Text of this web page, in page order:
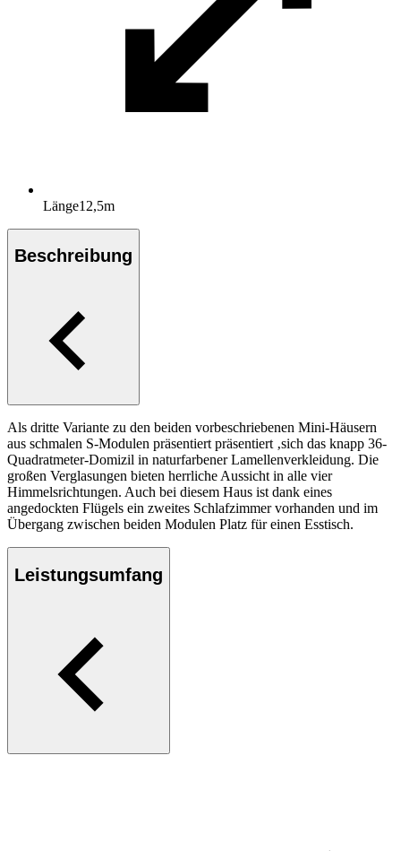
Länge12,5m
Beschreibung
Als dritte Variante zu den beiden vorbeschriebenen Mini-Häusern
aus schmalen S-Modulen präsentiert präsentiert ‚sich das knapp 36-
Quadratmeter-Domizil in naturfarbener Lamellenverkleidung. Die
großen Verglasungen bieten herrliche Aussicht in alle vier
Himmelsrichtungen. Auch bei diesem Haus ist dank eines
angedockten Flügels ein zweites Schlafzimmer vorhanden und im
Übergang zwischen beiden Modulen Platz für einen Esstisch.
Leistungsumfang